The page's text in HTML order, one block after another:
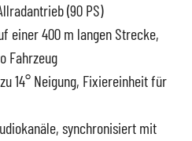
(90 PS)
einer 400 m langen Strecke,
Fahrzeug
14° Neigung, Fixiereinheit für
synchronisiert mit